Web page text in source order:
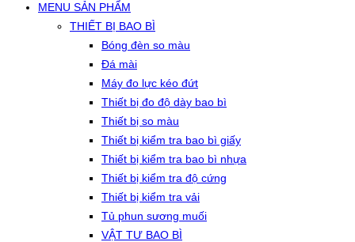
MENU SẢN PHẨM
THIẾT BỊ BAO BÌ
Bóng đèn so màu
Đá mài
Máy đo lực kéo đứt
Thiết bị đo độ dày bao bì
Thiết bị so màu
Thiết bị kiểm tra bao bì giấy
Thiết bị kiểm tra bao bì nhựa
Thiết bị kiểm tra độ cứng
Thiết bị kiểm tra vải
Tủ phun sương muối
VẬT TƯ BAO BÌ